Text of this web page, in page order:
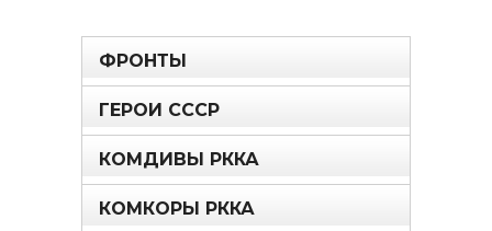
ФРОНТЫ
ГЕРОИ СССР
КОМДИВЫ РККА
КОМКОРЫ РККА